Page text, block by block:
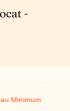
-
Minimum